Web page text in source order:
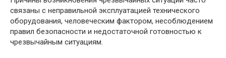
связаны с неправильной эксплуатацией технического
оборудования, человеческим фактором, несоблюдением
правил безопасности и недостаточной готовностью к
чрезвычайным ситуациям.